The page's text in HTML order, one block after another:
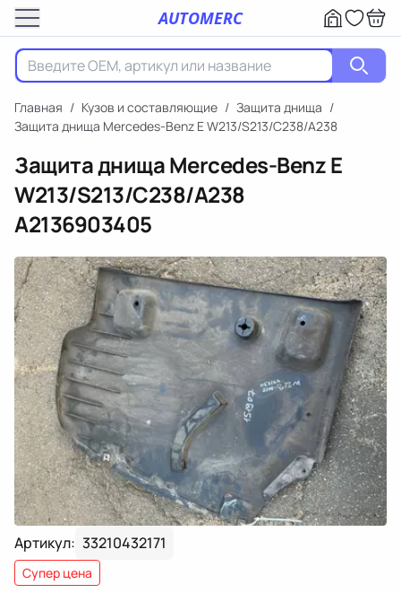
AUTOMERC
Главная / Кузов и составляющие / Защита днища /
Защита днища Mercedes-Benz E W213/S213/C238/A238
Защита днища Mercedes-Benz E
W213/S213/C238/A238
A2136903405
Артикул: 33210432171
Супер цена